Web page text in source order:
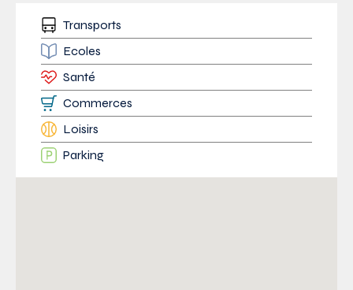
Transports
Ecoles
Santé
Commerces
Loisirs
Parking